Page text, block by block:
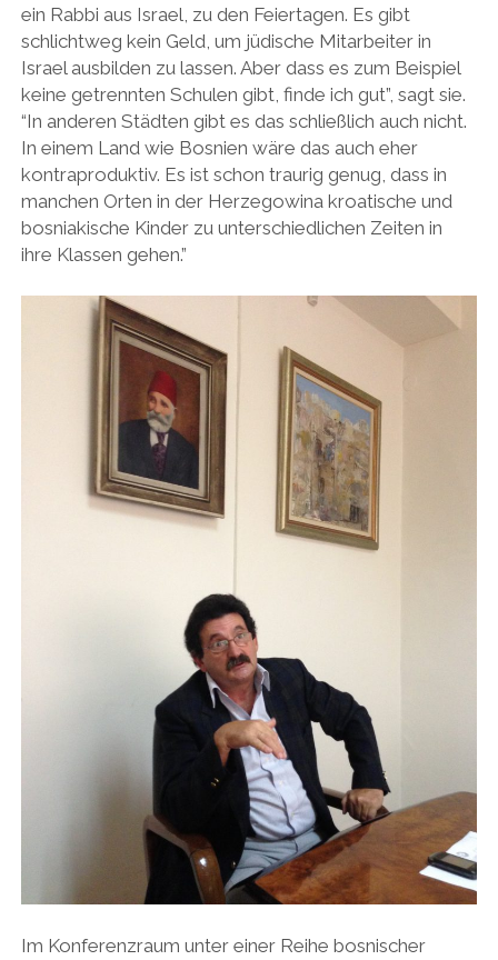
ein Rabbi aus Israel, zu den Feiertagen. Es gibt
schlichtweg kein Geld, um jüdische Mitarbeiter in
Israel ausbilden zu lassen. Aber dass es zum Beispiel
keine getrennten Schulen gibt, finde ich gut”, sagt sie.
“In anderen Städten gibt es das schließlich auch nicht.
In einem Land wie Bosnien wäre das auch eher
kontraproduktiv. Es ist schon traurig genug, dass in
manchen Orten in der Herzegowina kroatische und
bosniakische Kinder zu unterschiedlichen Zeiten in
ihre Klassen gehen.”
Im Konferenzraum unter einer Reihe bosnischer